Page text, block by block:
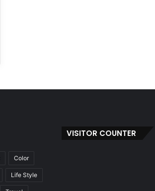
Color
Life Style
VISITOR COUNTER